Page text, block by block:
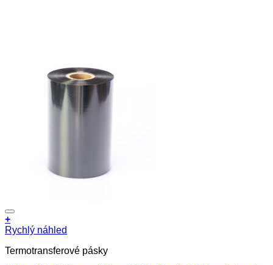
+
Rychlý náhled
Termotransferové pásky